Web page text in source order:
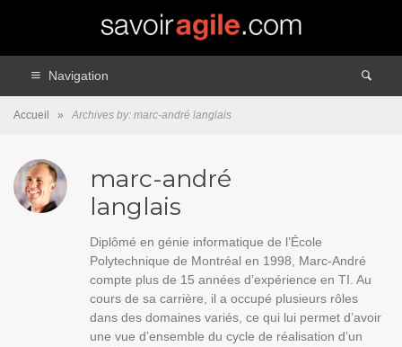
Navigation
Accueil » Archives by: marc-andré langlais
marc-andré
langlais
Diplômé en génie informatique de l’École
Polytechnique de Montréal en 1998, Marc-André
compte plus de 15 années d’expérience en TI. Au
cours de sa carrière, il a occupé plusieurs rôles
dans des domaines variés, ce qui lui permet d’avoir
une vue d’ensemble du cycle de réalisation d’un